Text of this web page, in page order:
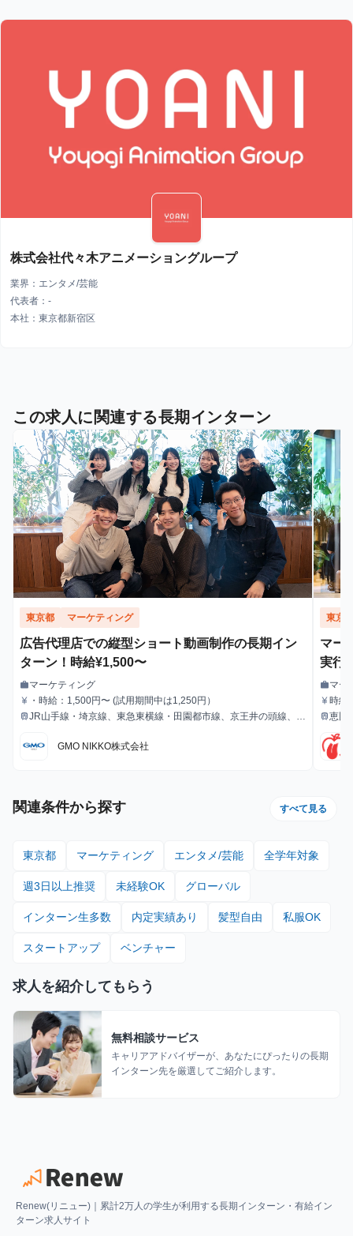
株式会社代々木アニメーショングループ
業界：エンタメ/芸能
代表者：-
本社：東京都新宿区
この求人に関連する長期インターン
東京都 マーケティング
広告代理店での縦型ショート動画制作の長期イン
ターン！時給¥1,500〜
職種
workマーケティング
給与
currency_yen
・時給：1,500円〜 (試用期間中は1,250円）
最寄駅
trainJR山手線・埼京線、東急東横線・田園都市線、京王井の頭線、地
GMO NIKKO株式会社
東京
マー
実行
職種
workマー
給与
currency_yen 時給
最寄駅
train恵比
関連条件から探す すべて見る
東京都 マーケティング エンタメ/芸能 全学年対象
週3日以上推奨 未経験OK グローバル
インターン生多数 内定実績あり 髪型自由 私服OK
スタートアップ ベンチャー
求人を紹介してもらう
無料相談サービス
キャリアアドバイザーが、あなたにぴったりの長期
インターン先を厳選してご紹介します。
Renew(リニュー)｜累計2万人の学生が利用する長期インターン・有給イン
ターン求人サイト